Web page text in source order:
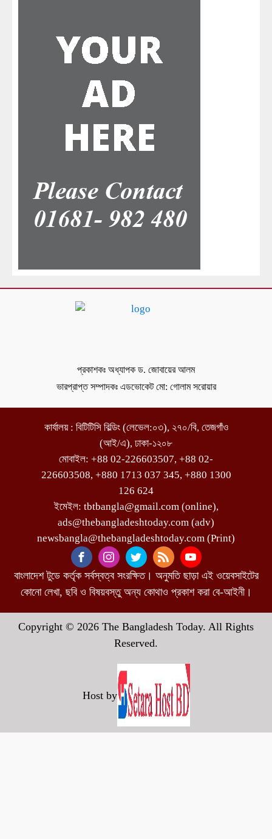
প্রকাশকঃ অধ্যাপক ড. জোবায়ের আলম
ভারপ্রাপ্ত সম্পাদকঃ এডভোকেট মো: গোলাম সরোয়ার
কার্যালয় : বিটিটিসি বিল্ডিং (লেভেল:০৩), ২৭০/বি, তেজগাঁও
(আই/এ), ঢাকা-১২০৮
মোবাইল: +88 02-226603507, +88 02-
226603508, +880 1713 037 345, +880 1300
126 624
ইমেইল: tbtbangla@gmail.com (online),
ads@thebangladeshtoday.com (adv)
newsbangla@thebangladeshtoday.com (Print)
বাংলাদেশ টুডে কর্তৃক সর্বস্বত্ব সংরক্ষিত। অনুমতি ছাড়া এই ওয়েবসাইটের
কোনো লেখা, ছবি ও বিষয়বস্তু অন্য কোথাও প্রকাশ করা বে-আইনী।
Copyright © 2026 The Bangladesh Today. All Rights
Reserved.
Host by